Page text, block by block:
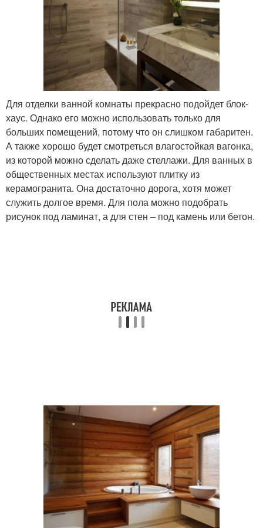
Для отделки ванной комнаты прекрасно подойдет блок-
хаус. Однако его можно использовать только для
больших помещений, потому что он слишком габаритен.
А также хорошо будет смотреться влагостойкая вагонка,
из которой можно сделать даже стеллажи. Для ванных в
общественных местах используют плитку из
керамогранита. Она достаточно дорога, хотя может
служить долгое время. Для пола можно подобрать
рисунок под ламинат, а для стен – под камень или бетон.